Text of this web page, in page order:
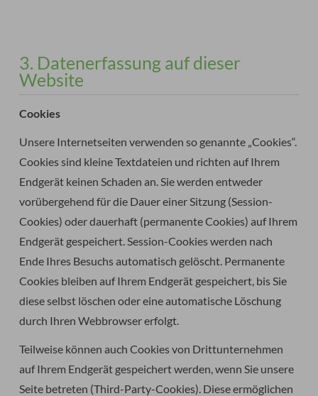
3. Datenerfassung auf dieser
Website
Cookies
Unsere Internetseiten verwenden so genannte „Cookies“.
Cookies sind kleine Textdateien und richten auf Ihrem
Endgerät keinen Schaden an. Sie werden entweder
vorübergehend für die Dauer einer Sitzung (Session-
Cookies) oder dauerhaft (permanente Cookies) auf Ihrem
Endgerät gespeichert. Session-Cookies werden nach
Ende Ihres Besuchs automatisch gelöscht. Permanente
Cookies bleiben auf Ihrem Endgerät gespeichert, bis Sie
diese selbst löschen oder eine automatische Löschung
durch Ihren Webbrowser erfolgt.
Teilweise können auch Cookies von Drittunternehmen
auf Ihrem Endgerät gespeichert werden, wenn Sie unsere
Seite betreten (Third-Party-Cookies). Diese ermöglichen